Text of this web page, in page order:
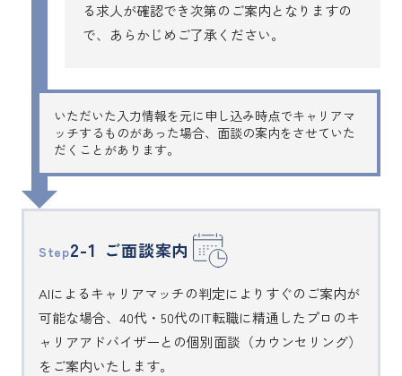
る求人が確認でき次第のご案内となりますの
で、あらかじめご了承ください。
いただいた入力情報を元に申し込み時点でキャリアマ
ッチするものがあった場合、面談の案内をさせていた
だくことがあります。
Step2-1 ご面談案内
AIによるキャリアマッチの判定によりすぐのご案内が
可能な場合、40代・50代のIT転職に精通したプロのキ
ャリアアドバイザーとの個別面談（カウンセリング）
をご案内いたします。